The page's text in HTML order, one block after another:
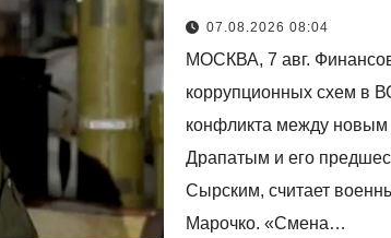
коррупцией
07.08.2026 08:04
МОСКВА, 7 авг.
коррупционных схем в
конфликта между
Драпатым и его
Сырским, считает
Марочко. «Смена…